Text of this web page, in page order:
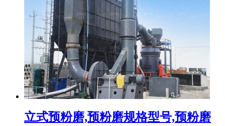
立式预粉磨,预粉磨规格型号,预粉磨